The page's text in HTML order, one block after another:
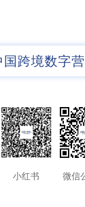
国跨境数字
小红书 微信